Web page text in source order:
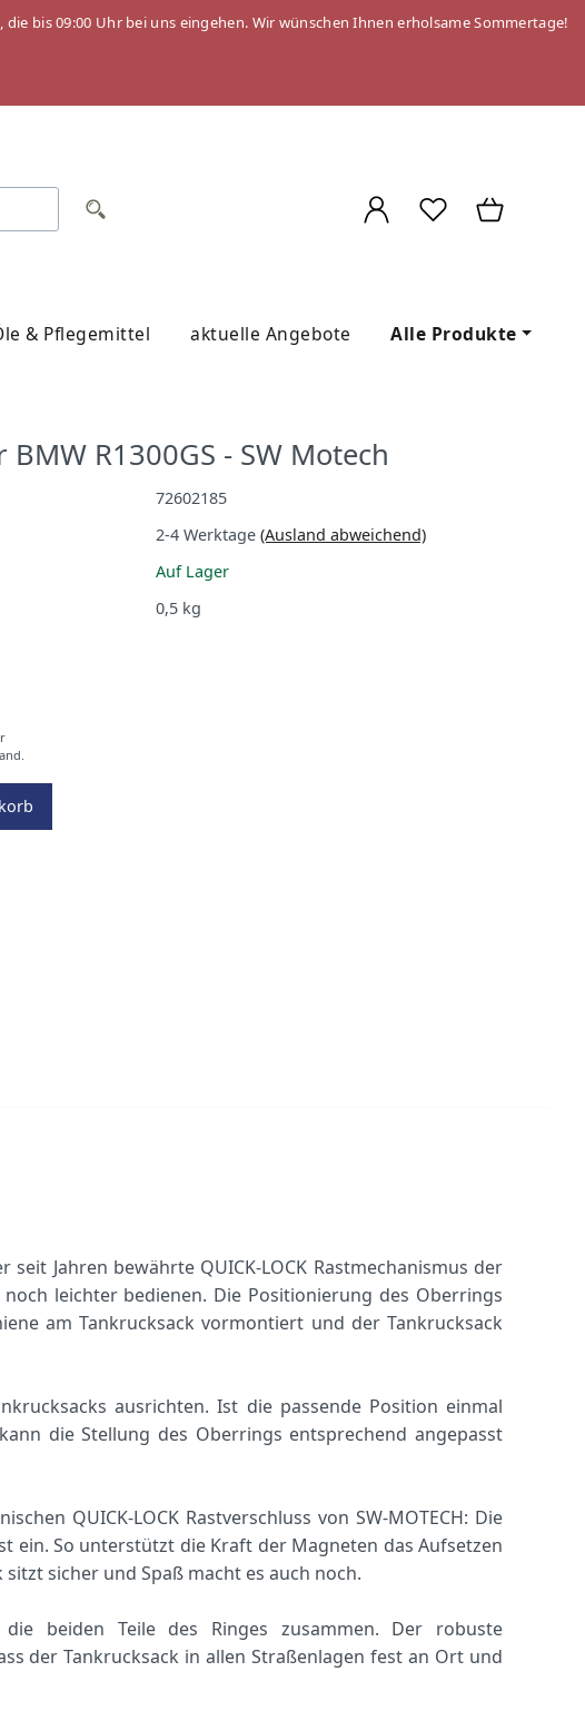
bis 09:00 Uhr bei uns eingehen. Wir wünschen Ihnen erholsame Sommertage!
& Pflegemittel aktuelle Angebote Alle Produkte
R1300GS - SW Motech
72602185
2-4 Werktage (Ausland abweichend)
Auf Lager
0,5 kg
Jahren bewährte QUICK-LOCK Rastmechanismus der
leichter bedienen. Die Positionierung des Oberrings
am Tankrucksack vormontiert und der Tankrucksack
ausrichten. Ist die passende Position einmal
die Stellung des Oberrings entsprechend angepasst
QUICK-LOCK Rastverschluss von SW-MOTECH: Die
ein. So unterstützt die Kraft der Magneten das Aufsetzen
sicher und Spaß macht es auch noch.
beiden Teile des Ringes zusammen. Der robuste
der Tankrucksack in allen Straßenlagen fest an Ort und